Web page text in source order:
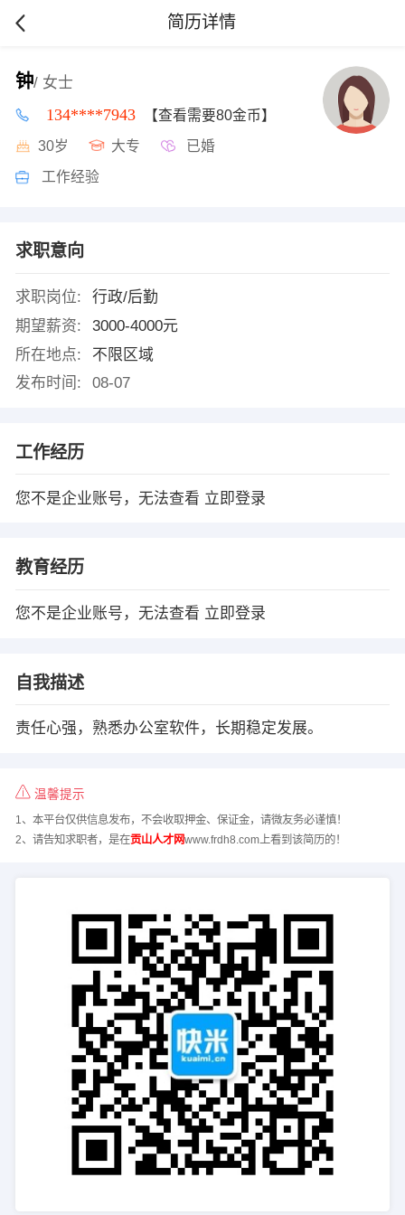
简历详情
钟/ 女士
134****7943 【查看需要80金币】
30岁 大专 已婚
工作经验
求职意向
求职岗位:
行政/后勤
期望薪资:
3000-4000元
所在地点:
不限区域
发布时间:
08-07
工作经历
您不是企业账号，无法查看 立即登录
教育经历
您不是企业账号，无法查看 立即登录
自我描述
责任心强，熟悉办公室软件，长期稳定发展。
温馨提示
1、本平台仅供信息发布，不会收取押金、保证金，请微友务必谨慎！
2、请告知求职者，是在贡山人才网www.frdh8.com上看到该简历的！